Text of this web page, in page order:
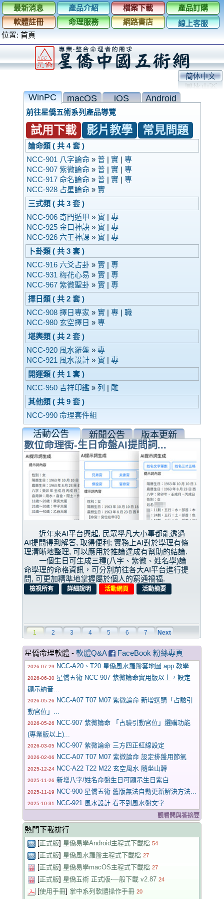
最新消息 產品介紹 檔案下載
產品訂購
軟體註冊
命理服務 網路書店
線上客服
位置: 首頁
简体中文
WinPC macOS iOS Android
前往星僑五術系列產品導覽
試用下載 影片教學 常見問題
論命類 ( 共 4 套 )
NCC-901 八字論命» 普| 實| 專
NCC-907 紫微論命» 普| 實| 專
NCC-917 命名論命» 普| 實| 專
NCC-928 占星論命» 實
三式類 ( 共 3 套 )
NCC-906 奇門遁甲 » 實| 專
NCC-925 金口神訣» 實| 專
NCC-926 六壬神課» 實| 專
卜卦類 ( 共 3 套 )
NCC-916 六爻占卦 » 實| 專
NCC-931 梅花心易 » 實| 專
NCC-967 紫微聖卦 » 實| 專
擇日類 ( 共 2 套 )
NCC-908 擇日專家 » 實| 專| 職
NCC-980 玄空擇日 » 專
堪輿類 ( 共 2 套 )
NCC-920 風水羅盤» 專
NCC-921 風水設計» 實| 專
開運類 ( 共 1 套 )
NCC-950 吉祥印鑑» 列 | 雕
其他類 ( 共 9 套 )
NCC-990 命理套件組
活動公告 新聞公告 版本更新
數位命理街-生日命盤AI提問詞...
近年來AI平台興起, 民眾舉凡大小事都能透過
AI提問得到解答, 取得便利; 實務上AI對於學理有條
理清晰地整理, 可以應用於推論達成有幫助的結論.
一個生日可生成三種(八字、紫微、姓名學)論
命學理的命格資訊，可分別前往各大AI平台進行提
問, 可更加精準地掌握屬於個人的窮通禍福.
檢視所有 詳細說明 活動網頁 活動摘要
1 2 3 4 5 6 7 Next
星僑命理軟體 - 軟體Q&A FaceBook 粉絲專頁
2026-07-29 NCC-A20、T20 星僑風水羅盤套地圖 app 教學
2026-06-30 星僑五術 NCC-907 紫微論命實用版以上，設定
顯示納音...
2026-05-26
NCC-A07 T07 M07 紫微論命 新增選購「占驗引
動宮位」...
2026-05-26
NCC-907 紫微論命 「占驗引動宮位」選購功能
(專業版以上)...
2026-03-05 NCC-907 紫微論命 三方四正紅線設定
2026-02-06 NCC-A07 T07 M07 紫微論命 設定排盤用節氣
2025-12-24 NCC-A22 T22 M22 玄空風水 隨坐山轉
2025-11-26 新增八字/姓名命盤生日可顯示生日紫白
2025-11-19 NCC-900 星僑五術 舊版無法自動更新解決方法...
2025-10-31 NCC-921 風水設計 看不到風水盤文字
觀看問與答摘要
熱門下載排行
[正式版] 星僑易學Android主程式下載檔 54
[正式版] 星僑風水羅盤主程式下載檔 27
[正式版] 星僑易學macOS主程式下載檔 27
[正式版] 星僑五術 正式版-一般下載 v2.87 24
[使用手冊] 掌中系列軟體操作手冊 20